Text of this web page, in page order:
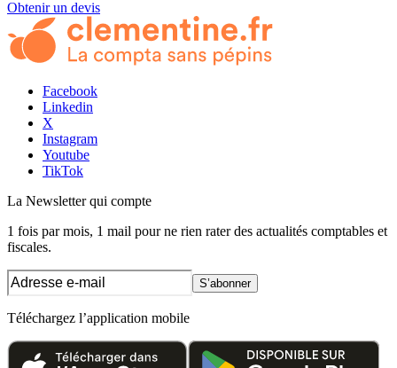
Obtenir un devis
Facebook
Linkedin
X
Instagram
Youtube
TikTok
La Newsletterqui compte
1 fois par mois, 1 mail pour ne rien rater des actualités comptables et
fiscales.
S’abonner
Téléchargez l’application mobile